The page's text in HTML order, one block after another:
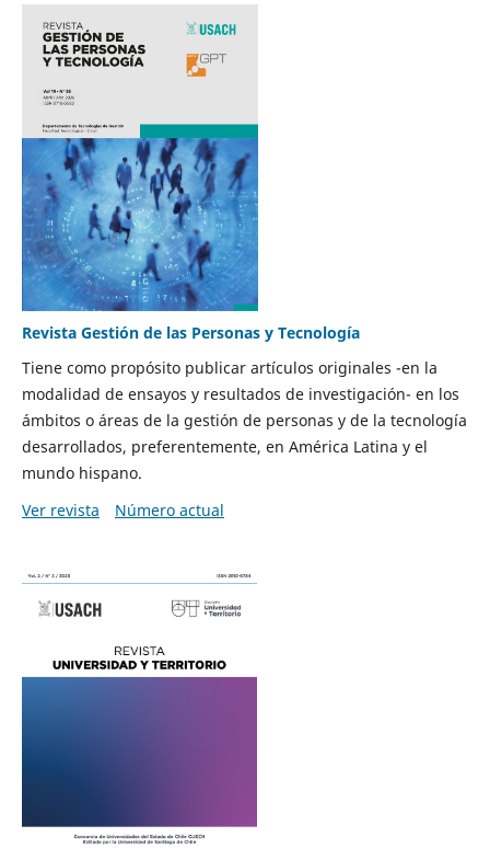
Revista Gestión de las Personas y Tecnología
Tiene como propósito publicar artículos originales -en la
modalidad de ensayos y resultados de investigación- en los
ámbitos o áreas de la gestión de personas y de la tecnología
desarrollados, preferentemente, en América Latina y el
mundo hispano.
Ver revista
Número actual